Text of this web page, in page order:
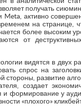
получать
активно
на странице,
более высоким
от
видятся в
спрос на
стороны, развитие
создает
формирование у
«плохого»